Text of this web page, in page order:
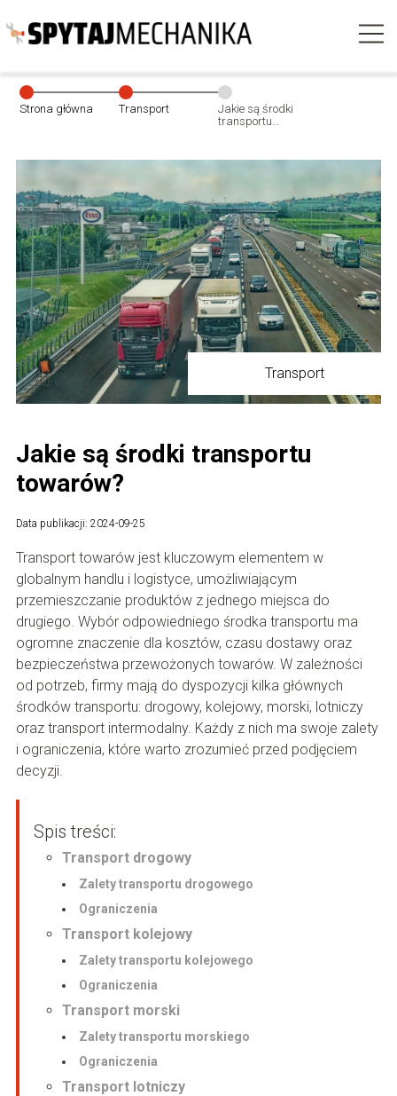
Strona główna Transport
Jakie są środki
transportu
Transport
Jakie są środki transportu
towarów?
Data publikacji: 2024-09-25
Transport towarów jest kluczowym elementem w
globalnym handlu i logistyce, umożliwiającym
przemieszczanie produktów z jednego miejsca do
drugiego. Wybór odpowiedniego środka transportu ma
ogromne znaczenie dla kosztów, czasu dostawy oraz
bezpieczeństwa przewożonych towarów. W zależności
od potrzeb, firmy mają do dyspozycji kilka głównych
środków transportu: drogowy, kolejowy, morski, lotniczy
oraz transport intermodalny. Każdy z nich ma swoje zalety
i ograniczenia, które warto zrozumieć przed podjęciem
decyzji.
Spis treści:
Transport drogowy
Zalety transportu drogowego
Ograniczenia
Transport kolejowy
Zalety transportu kolejowego
Ograniczenia
Transport morski
Zalety transportu morskiego
Ograniczenia
Transport lotniczy